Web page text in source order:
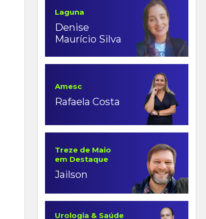
Laguna
Denise
Maurício Silva
Amesc
Rafaela Costa
Treze de Maio
em Destaque
Jailson
Urologia & Saúde